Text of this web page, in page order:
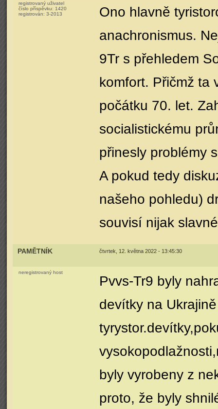
registrovaný uživatel
číslo příspěvku: 1420
registrován: 3-2013
Ono hlavně
anachronismus.
9Tr s přehledem
komfort. Přičmž ta
počátku 70. let.
socialistickému
přinesly problémy
A pokud tedy
našeho pohledu)
souvisí nijak
PAMĚTNÍK čtvrtek, 12. května 2022 - 13:45:30
neregistrovaný host
Pvvs-Tr9 byly
devítky na
byly vyrobeny z
proto, že byly